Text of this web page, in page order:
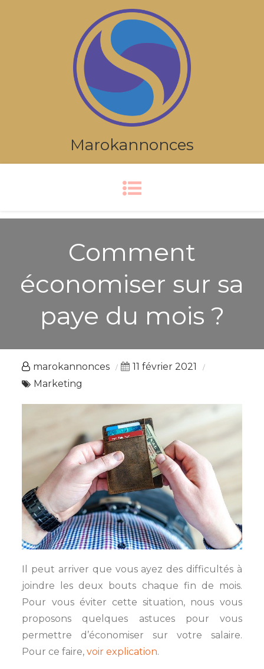
Marokannonces
Comment
économiser sur sa
paye du mois ?
marokannonces
11 février 2021
Marketing
Il peut arriver que vous ayez des difficultés à
joindre les deux bouts chaque fin de mois.
Pour vous éviter cette situation, nous vous
proposons quelques astuces pour vous
permettre d’économiser sur votre salaire.
Pour ce faire,voir explication.